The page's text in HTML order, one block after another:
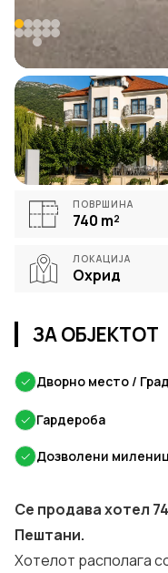
ПОВРШИНА
740 m²
ЛОКАЦИЈА
Охрид
ЗА ОБЈЕКТОТ
✓ Дворно место /
✓ Гардероба
✓ Дозволени
Се продава хотел
Пештани.
Хотелот располага